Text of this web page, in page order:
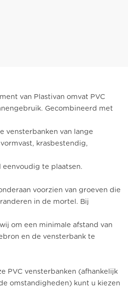
van Plastivan omvat PVC
Gecombineerd met
vensterbanken van lange
krasbestendig,
eenvoudig te plaatsen.
voorzien van groeven die
in de mortel. Bij
om een minimale afstand van
en de vensterbank te
PVC vensterbanken (afhankelijk
omstandigheden) kunt u kiezen